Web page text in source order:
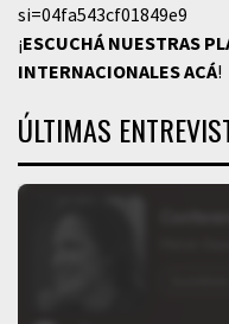
si=04fa543cf01849e9
¡ESCUCHÁ NUESTRAS
INTERNACIONALESACÁ!
ÚLTIMAS